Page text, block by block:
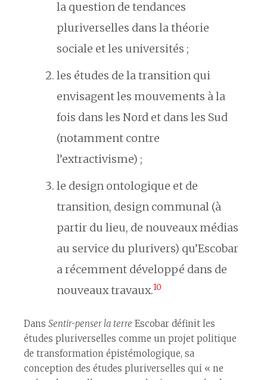
la question de tendances
pluriverselles dans la théorie
sociale et les universités ;
les études de la transition qui
envisagent les mouvements à la
fois dans les Nord et dans les Sud
(notamment contre
l’extractivisme) ;
le design ontologique et de
transition, design communal (à
partir du lieu, de nouveaux médias
au service du plurivers) qu’Escobar
a récemment développé dans de
nouveaux travaux.10
DansSentir-penser la terre Escobar définit les
études pluriverselles comme un projet politique
de transformation épistémologique, sa
conception des études pluriverselles qui « ne